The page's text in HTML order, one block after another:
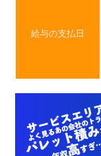
給与の支払日